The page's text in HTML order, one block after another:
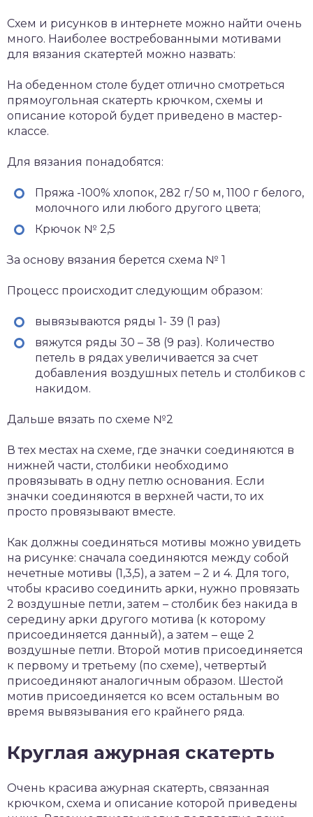
Схем и рисунков в интернете можно найти очень
много. Наиболее востребованными мотивами
для вязания скатертей можно назвать:
На обеденном столе будет отлично смотреться
прямоугольная скатерть крючком, схемы и
описание которой будет приведено в мастер-
классе.
Для вязания понадобятся:
Пряжа -100% хлопок, 282 г/ 50 м, 1100 г белого,
молочного или любого другого цвета;
Крючок № 2,5
За основу вязания берется схема № 1
Процесс происходит следующим образом:
вывязываются ряды 1- 39 (1 раз)
вяжутся ряды 30 – 38 (9 раз). Количество
петель в рядах увеличивается за счет
добавления воздушных петель и столбиков с
накидом.
Дальше вязать по схеме №2
В тех местах на схеме, где значки соединяются в
нижней части, столбики необходимо
провязывать в одну петлю основания. Если
значки соединяются в верхней части, то их
просто провязывают вместе.
Как должны соединяться мотивы можно увидеть
на рисунке: сначала соединяются между собой
нечетные мотивы (1,3,5), а затем – 2 и 4. Для того,
чтобы красиво соединить арки, нужно провязать
2 воздушные петли, затем – столбик без накида в
середину арки другого мотива (к которому
присоединяется данный), а затем – еще 2
воздушные петли. Второй мотив присоединяется
к первому и третьему (по схеме), четвертый
присоединяют аналогичным образом. Шестой
мотив присоединяется ко всем остальным во
время вывязывания его крайнего ряда.
Круглая ажурная скатерть
Очень красива ажурная скатерть, связанная
крючком, схема и описание которой приведены